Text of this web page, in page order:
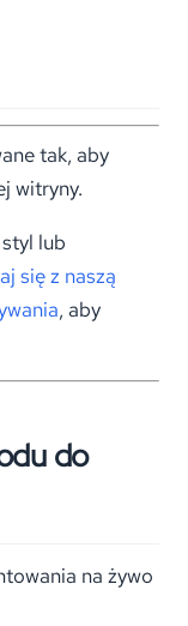
tak, aby
witryny.
lub
się z naszą
, aby
do
na żywo